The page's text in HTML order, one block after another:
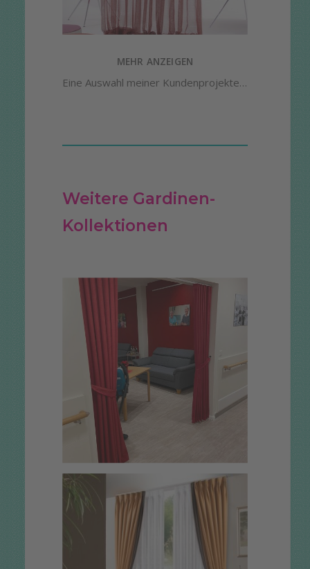
MEHR ANZEIGEN
Eine Auswahl meiner Kundenprojekte…
Weitere Gardinen-
Kollektionen